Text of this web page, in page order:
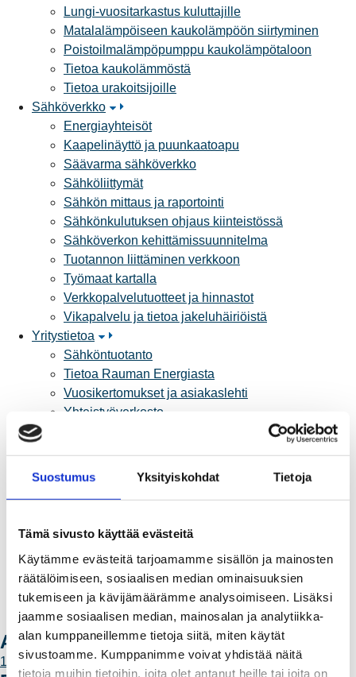
Suostumus Yksityiskohdat Tietoja
Tämä sivusto käyttää evästeitä
Käytämme evästeitä tarjoamamme sisällön ja mainosten
räätälöimiseen, sosiaalisen median ominaisuuksien
tukemiseen ja kävijämäärämme analysoimiseen. Lisäksi
jaamme sosiaalisen median, mainosalan ja analytiikka-
alan kumppaneillemme tietoja siitä, miten käytät
sivustoamme. Kumppanimme voivat yhdistää näitä
tietoja muihin tietoihin, joita olet antanut heille tai joita on
Lungi-vuositarkastus kuluttajille
Matalalämpöiseen kaukolämpöön siirtyminen
Poistoilmalämpöpumppu kaukolämpötaloon
Tietoa kaukolämmöstä
Tietoa urakoitsijoille
Sähköverkko
Energiayhteisöt
Kaapelinäyttö ja puunkaatoapu
Säävarma sähköverkko
Sähköliittymät
Sähkön mittaus ja raportointi
Sähkönkulutuksen ohjaus kiinteistössä
Sähköverkon kehittämissuunnitelma
Tuotannon liittäminen verkkoon
Työmaat kartalla
Verkkopalvelutuotteet ja hinnastot
Vikapalvelu ja tietoa jakeluhäiriöistä
Yritystietoa
Sähköntuotanto
Tietoa Rauman Energiasta
Vuosikertomukset ja asiakaslehti
Yhteistyöverkosto
Palvelut
Energiansäästö kotitaloudessa
Kulutuksen seuranta
Muuttajalle
Valtakirja ja asiointi toisen puolesta
Yhteystiedot
Laskutusosoitteet
Ota yhteyttä
Ajankohtaista
11.6.2026 12:00